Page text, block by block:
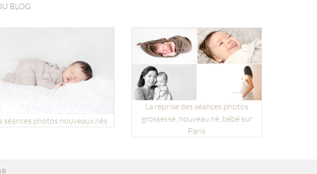
BLOG
séances photos nouveaux nés
La reprise des séances photos
grossesse, nouveau né, bébé sur
Paris